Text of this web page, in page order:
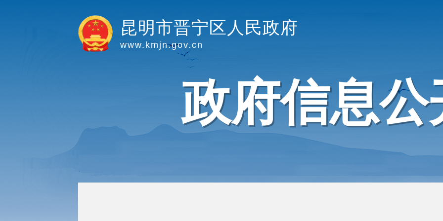
昆明市晋宁区人民政府
www.kmjn.gov.cn
政府信息公